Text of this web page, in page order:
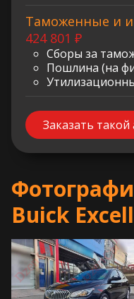
Таможенные и
424 801 ₽
Сборы за
Пошлина (на
Заказать
Buick